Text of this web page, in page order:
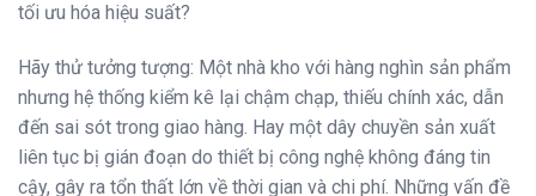
tối ưu hóa hiệu suất?
Hãy thử tưởng tượng: Một nhà kho với hàng nghìn sản phẩm
nhưng hệ thống kiểm kê lại chậm chạp, thiếu chính xác, dẫn
đến sai sót trong giao hàng. Hay một dây chuyền sản xuất
liên tục bị gián đoạn do thiết bị công nghệ không đáng tin
cậy, gây ra tổn thất lớn về thời gian và chi phí. Những vấn đề